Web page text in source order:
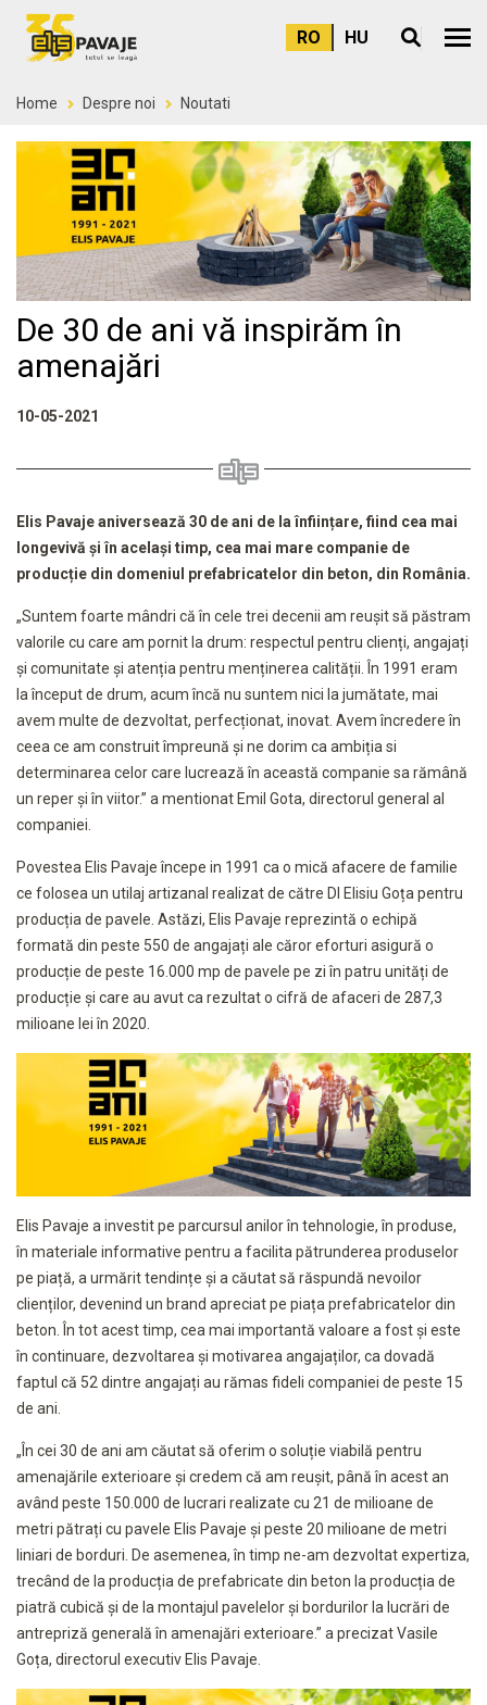
RO HU Meniu
Home Despre noi Noutati
De 30 de ani vă inspirăm în
amenajări
10-05-2021
Elis Pavaje aniversează 30 de ani de laînființare, fiind cea mai
longevivă și în același timp, cea mai mare companie de
producție din domeniul prefabricatelor din beton, din România.
„Suntem foarte mândri că în cele trei decenii am reușit să păstram
valorile cu care am pornit la drum: respectul pentru clienți, angajați
și comunitate și atenția pentru menținerea calității. În 1991 eram
la început de drum, acum încă nu suntem nici la jumătate, mai
avem multe de dezvoltat, perfecționat, inovat. Avem încredere în
ceea ce am construit împreună și ne dorim ca ambiția si
determinarea celor care lucrează în această companie sa rămână
un reper și în viitor.” a mentionat Emil Gota, directorul general al
companiei.
Povestea Elis Pavaje începe in 1991 ca o mică afacere de familie
ce folosea un utilaj artizanal realizat de către Dl Elisiu Goța pentru
producția de pavele. Astăzi, Elis Pavaje reprezintă o echipă
formată din peste 550 de angajați ale căror eforturi asigură o
producție de peste 16.000 mp de pavele pe zi în patru unități de
producție și care au avut ca rezultat o cifră de afaceri de 287,3
milioane lei în 2020.
Elis Pavaje a investit pe parcursul anilor în tehnologie, în produse,
în materiale informative pentru a facilita pătrunderea produselor
pe piață, a urmărit tendințe și a căutat să răspundă nevoilor
clienților, devenind un brand apreciat pe piața prefabricatelor din
beton. În tot acest timp, cea mai importantă valoare a fost și este
în continuare, dezvoltarea și motivarea angajaților, ca dovadă
faptul că 52 dintre angajați au rămas fideli companiei de peste 15
de ani.
„În cei 30 de ani am căutat să oferim o soluție viabilă pentru
amenajările exterioare și credem că am reușit, până în acest an
având peste 150.000 de lucrari realizate cu 21 de milioane de
metri pătrați cu pavele Elis Pavaje și peste 20 milioane de metri
liniari de borduri. De asemenea, în timp ne-am dezvoltat expertiza,
trecând de la producția de prefabricate din beton la producția de
piatră cubică și de la montajul pavelelor și bordurilor la lucrări de
antrepriză generală în amenajări exterioare.” a precizat Vasile
Goța, directorul executiv Elis Pavaje.